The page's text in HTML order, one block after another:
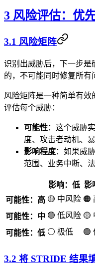
3 风险评估：优
3.1 风险矩阵
识别出威胁后，下一步是
的，不可能同时修复所有
风险矩阵是一种简单有
评估每个威胁：
可能性：这个威胁
度、攻击者动机、
影响程度：如果威
范围、业务中断、
影响：低 影
可能性：高 🟡 中风险 🟠
可能性：中 🟢 低风险 🟡
可能性：低 ⚪ 极低 🟢
3.2 将 STRIDE 结果